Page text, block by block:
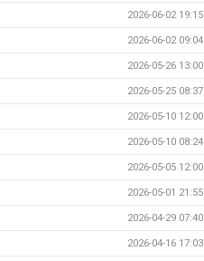
2026-06-02 19:15
2026-06-02 09:04
2026-05-26 13:00
2026-05-25 08:37
2026-05-10 12:00
2026-05-10 08:24
2026-05-05 12:00
2026-05-01 21:55
2026-04-29 07:40
2026-04-16 17:03